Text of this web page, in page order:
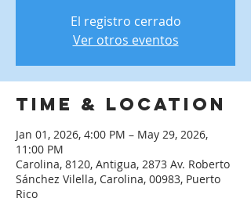
El registro cerrado
Ver otros eventos
Time & Location
Jan 01, 2026, 4:00 PM – May 29, 2026,
11:00 PM
Carolina, 8120, Antigua, 2873 Av. Roberto
Sánchez Vilella, Carolina, 00983, Puerto
Rico